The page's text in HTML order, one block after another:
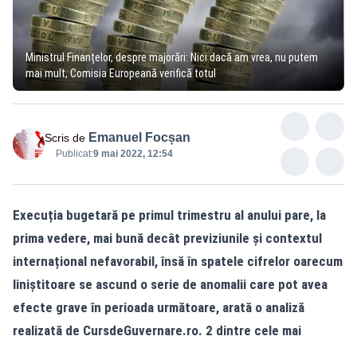
Ministrul Finanțelor, despre majorări: Nici dacă am vrea, nu putem
mai mult, Comisia Europeană verifică totul
Scris de Emanuel Focșan
Publicat:9 mai 2022, 12:54
Execuția bugetară pe primul trimestru al anului pare, la
prima vedere, mai bună decât previziunile și contextul
internațional nefavorabil, însă în spatele cifrelor oarecum
liniștitoare se ascund o serie de anomalii care pot avea
efecte grave în perioada următoare, arată o analiză
realizată de CursdeGuvernare.ro. 2 dintre cele mai